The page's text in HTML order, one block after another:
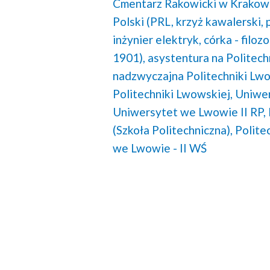
Cmentarz Rakowicki w
Polski (PRL, krzyż kawalerski,
inżynier elektryk, córka -
1901), asystentura na
nadzwyczajna Politechniki
Politechniki Lwowskiej,
Uniwersytet we Lwowie II RP,
(Szkoła Politechniczna),
we Lwowie - II WŚ